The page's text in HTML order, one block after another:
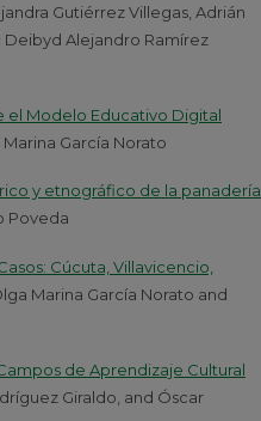
Gutiérrez Villegas, Adrián
Deibyd Alejandro Ramírez
el Modelo Educativo Digital
García Norato
y etnográfico de la panadería
Poveda
Cúcuta, Villavicencio,
Marina García Norato and
de Aprendizaje Cultural
Giraldo, and Óscar